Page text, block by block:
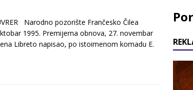
Nаrodno pozorište Frančesko Čilea
1995. Premijerna obnova, 27. novembar
Libreto napisao, po istoimenom komadu E.